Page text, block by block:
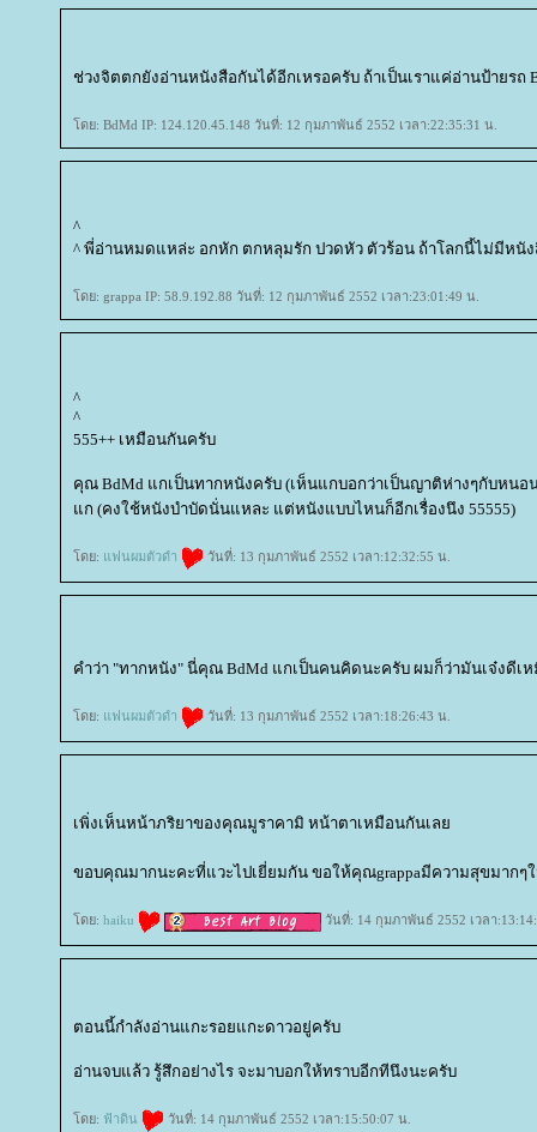
ช่วงจิตตกยังอ่านหนังสือกันได้อีกเหรอครับ ถ้าเป็นเราแค่อ่านป้ายรถ
ดย: BdMd IP: 124.120.45.148 วันที่: 12 กุมภาพันธ์ 2552 เวลา:22:35:31 น.
^
^ พี่อ่านหมดแหล่ะ อกหัก ตกหลุมรัก ปวดหัว ตัวร้อน ถ้าโลกนี้ไม่มีหนั
ดย: grappa IP: 58.9.192.88 วันที่: 12 กุมภาพันธ์ 2552 เวลา:23:01:49 น.
^
^
555++ เหมือนกันครับ
คุณ BdMd แกเป็นทากหนังครับ (เห็นแกบอกว่าเป็นญาติห่างๆกับหน
ก (คงใช้หนังบำบัดนั่นแหละ แต่หนังแบบไหนก็อีกเรื่องนึง 55555)
ดย: ฟนผมตัวดำ วันที่: 13 กุมภาพันธ์ 2552 เวลา:12:32:55 น.
คำว่า "ทากหนัง" นี่คุณ BdMd แกเป็นคนคิดนะครับ ผมก็ว่ามันเจ๋งดีเ
ดย: ฟนผมตัวดำ วันที่: 13 กุมภาพันธ์ 2552 เวลา:18:26:43 น.
เพิ่งเห็นหน้าภริยาของคุณมูราคามิ หน้าตาเหมือนกันเล
ขอบคุณมากนะคะที่แวะไปเยี่ยมกัน ขอให้คุณgrappaมีความสุขมากๆ
ดย: haiku วันที่: 14 กุมภาพันธ์ 2552 เวลา
ตอนนี้กำลังอ่านแกะรอยแกะดาวอยู่ครับ
อ่านจบแล้ว รู้สึกอย่างไร จะมาบอกให้ทราบอีกทีนึงนะครับ
ดย: ฟ้าดิน วันที่: 14 กุมภาพันธ์ 2552 เวลา:15:50:07 น.